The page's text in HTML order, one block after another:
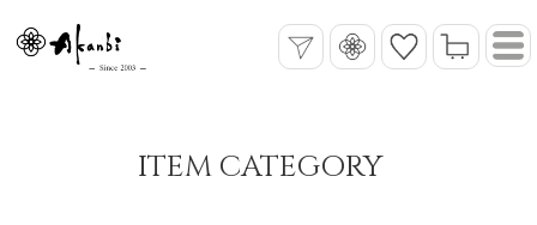
ITEM CATEGORY